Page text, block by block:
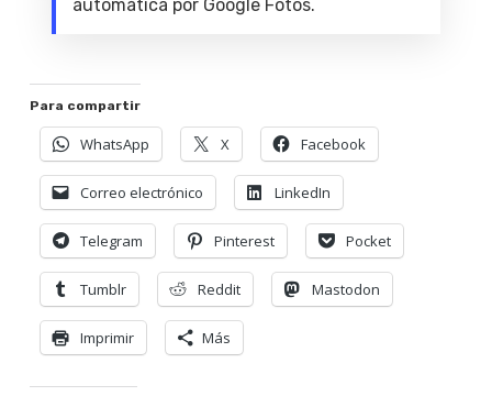
automática por Google Fotos.
Para compartir
WhatsApp X Facebook
Correo electrónico LinkedIn
Telegram Pinterest Pocket
Tumblr Reddit Mastodon
Imprimir Más